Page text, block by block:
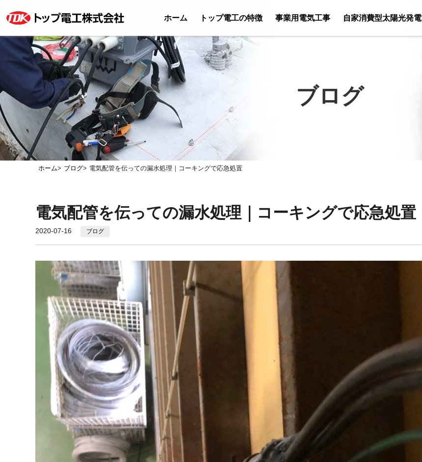
ホーム トップ電工の特徴 事業用電気工事 自家消費型太陽光発電
ブログ
ホーム ブログ 電気配管を伝っての漏水処理｜コーキングで応急処置
電気配管を伝っての漏水処理｜コーキングで応急処置
2020-07-16 ブログ